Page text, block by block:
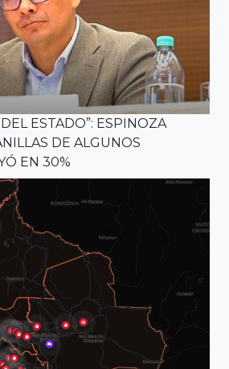
ESTADO”: ESPINOZA
DE ALGUNOS
EN 30%